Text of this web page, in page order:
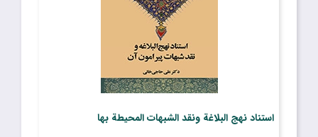
استناد نهج البلاغة ونقد الشبهات المحيطة بها